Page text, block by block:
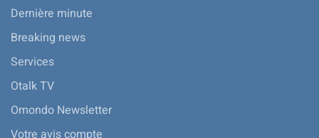
Dernière minute
Breaking news
Services
Otalk TV
Omondo Newsletter
Votre avis compte